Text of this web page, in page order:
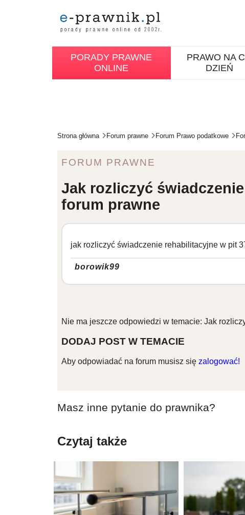
PORADY PRAWNE
ONLINE
PRAWO NA
DZIEŃ
Strona główna Forum prawne Forum Prawo podatkowe
FORUM PRAWNE
Jak rozliczyć
forum prawne
jak rozliczyć świadczenie rehabilitacyjne w pit
borowik99
Nie ma jeszcze odpowiedzi w temacie: Jak
DODAJ POST W TEMACIE
Aby odpowiadać na forum musisz się zalogować!
Masz inne pytanie do prawnika?
Czytaj także